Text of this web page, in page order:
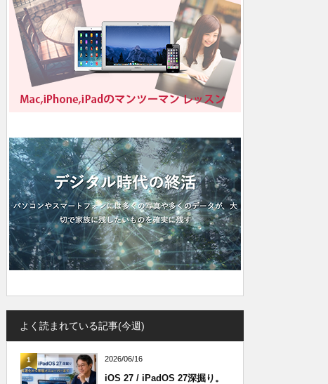
よく読まれている記事(今週)
1 2026/06/16
iOS 27 / iPadOS 27深掘り。